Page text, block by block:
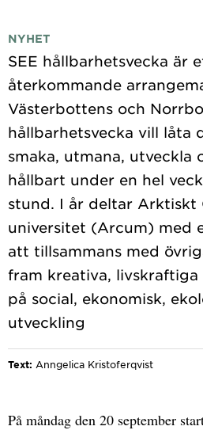
NYHET
SEE hållbarhetsvecka är
återkommande
Västerbottens och
hållbarhetsvecka vill låta
smaka, utmana, utveckla
hållbart under en hel
stund. I år deltar Arktiskt
universitet (Arcum) med
att tillsammans med
fram kreativa, livskraftiga
på social, ekonomisk,
Text: Anngelica Kristoferqvist
På måndag den 20 september